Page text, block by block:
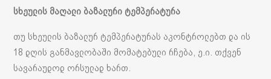
სხეულის მაღალი ბაზალური ტემპერატურა
თუ სხეულის ბაზალურ ტემპერატურას აკონტროლებთ და ის
18 დღის განმავლობაში მომატებული რჩება, ე.ი. თქვენ
სავარაუდოდ ორსულად ხართ.